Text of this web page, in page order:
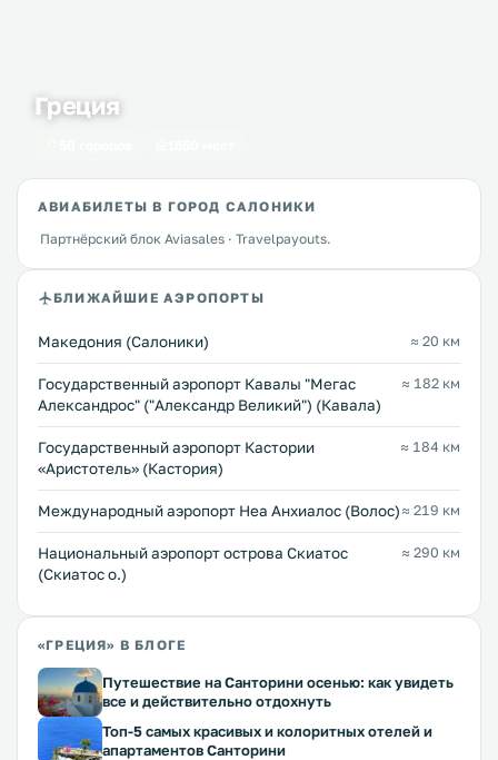
Греция
АВИАБИЛЕТЫ В ГОРОД САЛОНИКИ
Партнёрский блок Aviasales · Travelpayouts.
БЛИЖАЙШИЕ АЭРОПОРТЫ
Македония (Салоники) ≈ 20 км
Государственный аэропорт Кавалы "Мегас
Александрос" ("Александр Великий") (Кавала)
≈ 182 км
Государственный аэропорт Кастории
«Аристотель» (Кастория)
≈ 184 км
Международный аэропорт Неа Анхиалос (Волос) ≈ 219 км
Национальный аэропорт острова Скиатос
(Скиатос о.)
≈ 290 км
«ГРЕЦИЯ» В БЛОГЕ
Путешествие на Санторини осенью: как увидеть
все и действительно отдохнуть
Топ-5 самых красивых и колоритных отелей и
апартаментов Санторини